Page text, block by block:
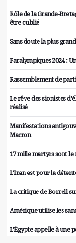
Rôle de la Grande-
être oublié
Sans doute la plus
Paralympiques 2024 :
Rassemblement de
Le rêve des sionistes
réalisé
Manifestations
Macron
17 mille martyrs sont le
L'Iran est pour la
La critique de Borrell
Amérique utilise les
L'Égypte appelle à une